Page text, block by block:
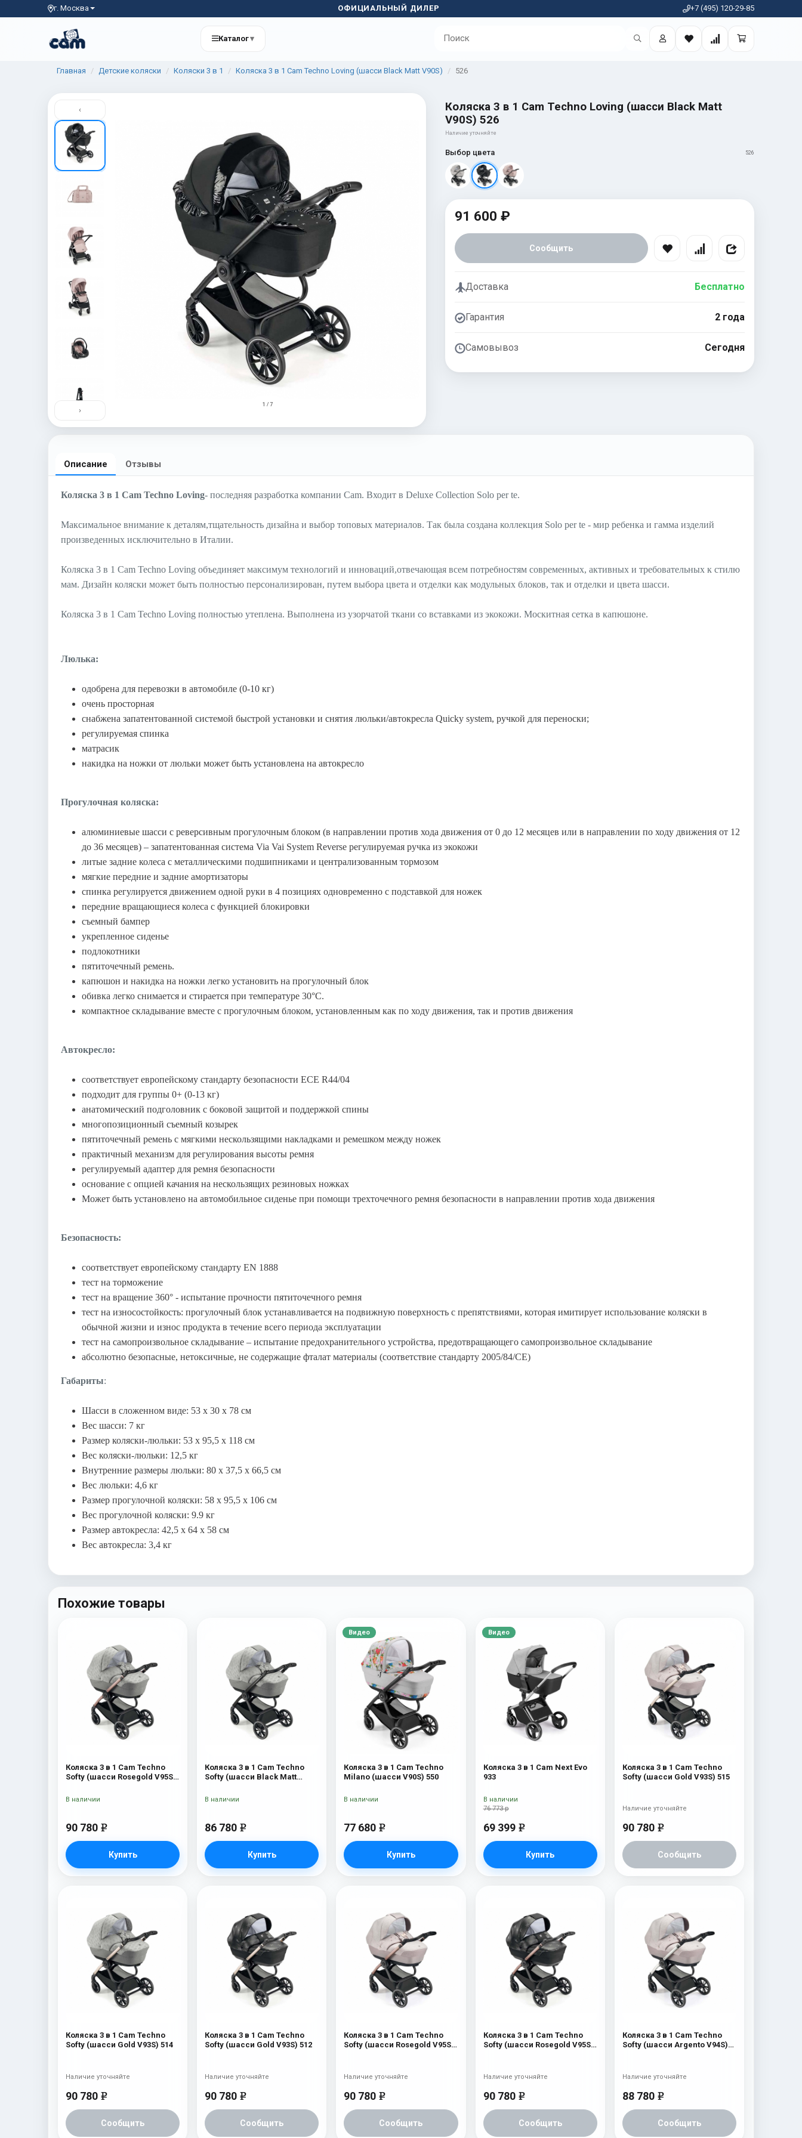
г. Москва ОФИЦИАЛЬНЫЙ ДИЛЕР +7 (495) 120-29-85
Каталог▾
Главная Детские коляски Коляски 3 в 1 Коляска 3 в 1 Cam Techno Loving (шасси Black Matt V90S) 526
‹
›
1 / 7
Коляска 3 в 1 Cam Techno Loving (шасси Black Matt
V90S) 526
Наличие уточняйте
Выбор цвета 526
91 600 ₽
Сообщить
Доставка Бесплатно
Гарантия 2 года
Самовывоз Сегодня
Описание Отзывы
Коляска 3 в 1 Cam Techno Loving- последняя разработка компании Cam. Входит в Deluxe Collection Solo per te.
Максимальное внимание к деталям,тщательность дизайна и выбор топовых материалов. Так была создана коллекция Solo per te - мир ребенка и гамма изделий
произведенных исключительно в Италии.
Коляска 3 в 1 Cam Techno Loving объединяет максимум технологий и инноваций,отвечающая всем потребностям современных, активных и требовательных к стилю
мам. Дизайн коляски может быть полностью персонализирован, путем выбора цвета и отделки как модульных блоков, так и отделки и цвета шасси.
Коляска 3 в 1 Cam Techno Loving полностью утеплена. Выполнена из узорчатой ткани со вставками из экокожи. Москитная сетка в капюшоне.
Люлька:
одобрена для перевозки в автомобиле (0-10 кг)
очень просторная
снабжена запатентованной системой быстрой установки и снятия люльки/автокресла Quicky system, ручкой для переноски;
регулируемая спинка
матрасик
накидка на ножки от люльки может быть установлена на автокресло
Прогулочная коляска:
алюминиевые шасси с реверсивным прогулочным блоком (в направлении против хода движения от 0 до 12 месяцев или в направлении по ходу движения от 12
до 36 месяцев) – запатентованная система Via Vai System Reverse регулируемая ручка из экокожи
литые задние колеса с металлическими подшипниками и централизованным тормозом
мягкие передние и задние амортизаторы
спинка регулируется движением одной руки в 4 позициях одновременно с подставкой для ножек
передние вращающиеся колеса с функцией блокировки
съемный бампер
укрепленное сиденье
подлокотники
пятиточечный ремень.
капюшон и накидка на ножки легко установить на прогулочный блок
обивка легко снимается и стирается при температуре 30°C.
компактное складывание вместе с прогулочным блоком, установленным как по ходу движения, так и против движения
Автокресло:
соответствует европейскому стандарту безопасности ECE R44/04
подходит для группы 0+ (0-13 кг)
анатомический подголовник с боковой защитой и поддержкой спины
многопозиционный съемный козырек
пятиточечный ремень с мягкими нескользящими накладками и ремешком между ножек
практичный механизм для регулирования высоты ремня
регулируемый адаптер для ремня безопасности
основание с опцией качания на нескользящих резиновых ножках
Может быть установлено на автомобильное сиденье при помощи трехточечного ремня безопасности в направлении против хода движения
Безопасность:
соответствует европейскому стандарту EN 1888
тест на торможение
тест на вращение 360° - испытание прочности пятиточечного ремня
тест на износостойкость: прогулочный блок устанавливается на подвижную поверхность с препятствиями, которая имитирует использование коляски в
обычной жизни и износ продукта в течение всего периода эксплуатации
тест на самопроизвольное складывание – испытание предохранительного устройства, предотвращающего самопроизвольное складывание
абсолютно безопасные, нетоксичные, не содержащие фталат материалы (соответствие стандарту 2005/84/CE)
Габариты:
Шасси в сложенном виде: 53 х 30 х 78 см
Вес шасси: 7 кг
Размер коляски-люльки: 53 х 95,5 х 118 см
Вес коляски-люльки: 12,5 кг
Внутренние размеры люльки: 80 х 37,5 х 66,5 см
Вес люльки: 4,6 кг
Размер прогулочной коляски: 58 х 95,5 х 106 см
Вес прогулочной коляски: 9.9 кг
Размер автокресла: 42,5 х 64 х 58 см
Вес автокресла: 3,4 кг
Похожие товары
Коляска 3 в 1 Cam Techno
Softy (шасси Rosegold V95S)
90 780 e
Купить
В наличии
Коляска 3 в 1 Cam Techno
Softy (шасси Black Matt
86 780 e
Купить
В наличии
Видео
Коляска 3 в 1 Cam Techno
Milano (шасси V90S) 550
77 680 e
Купить
В наличии
Видео
Коляска 3 в 1 Cam Next Evo
933
76 773 р
69 399 e
Купить
В наличии
Коляска 3 в 1 Cam Techno
Softy (шасси Gold V93S) 515
90 780 e
Сообщить
Наличие уточняйте
Коляска 3 в 1 Cam Techno
Softy (шасси Gold V93S) 514
90 780 e
Сообщить
Наличие уточняйте
Коляска 3 в 1 Cam Techno
Softy (шасси Gold V93S) 512
90 780 e
Сообщить
Наличие уточняйте
Коляска 3 в 1 Cam Techno
Softy (шасси Rosegold V95S)
90 780 e
Сообщить
Наличие уточняйте
Коляска 3 в 1 Cam Techno
Softy (шасси Rosegold V95S)
90 780 e
Сообщить
Наличие уточняйте
Коляска 3 в 1 Cam Techno
Softy (шасси Argento V94S)
88 780 e
Сообщить
Наличие уточняйте